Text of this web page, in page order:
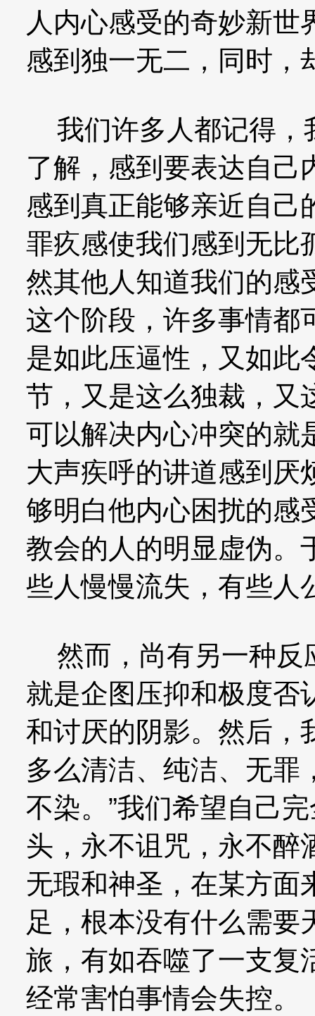
人内心感受的奇妙新
感到独一无二，同时，
我们许多人都记得，
了解，感到要表达自己
感到真正能够亲近自己
罪疚感使我们感到无比
然其他人知道我们的感
这个阶段，许多事情都
是如此压逼性，又如此
节，又是这么独裁，又
可以解决内心冲突的就
大声疾呼的讲道感到厌
够明白他内心困扰的感
教会的人的明显虚伪
些人慢慢流失，有些人
然而，尚有另一种反
就是企图压抑和极度否
和讨厌的阴影。然后，
多么清洁、纯洁、无罪
不染。”我们希望自己
头，永不诅咒，永不醉
无瑕和神圣，在某方面
足，根本没有什么需要
旅，有如吞噬了一支复
经常害怕事情会失控。